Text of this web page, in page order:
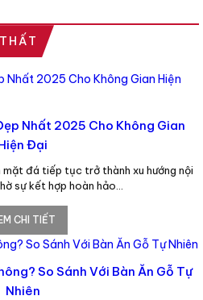
Nhất 2025 Cho Không Gian
Đại
mặt đá tiếp tục trở thành xu hướng nội
sự kết hợp hoàn hảo…
CHI TIẾT
So Sánh Với Bàn Ăn Gỗ Tự
Nhiên